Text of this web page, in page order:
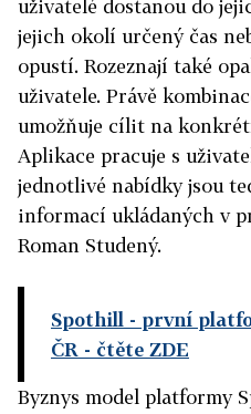
uživatelé dostanou do
jejich okolí určený čas
opustí. Rozeznají také
uživatele. Právě
umožňuje cílit na
Aplikace pracuje s
jednotlivé nabídky jsou
informací ukládaných v
Roman Studený.
Spothill - první
ČR - čtěte ZDE
Byznys model platformy